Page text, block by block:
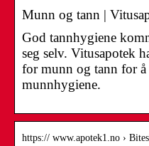
Munn og tann |
God tannhygiene
seg selv. Vitusapotek
for munn og tann for
munnhygiene.
https:// www.apotek1.no ›